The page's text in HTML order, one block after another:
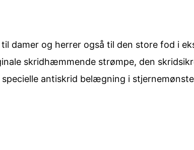
damer og herrer også til den store fod i
skridhæmmende strømpe, den
antiskrid belægning i